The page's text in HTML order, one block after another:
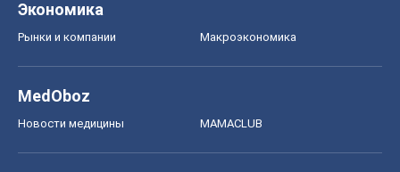
Экономика
Рынки и компании Mакроэкономика
MedOboz
Новости медицины MAMACLUB